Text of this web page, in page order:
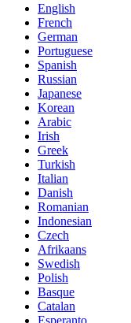
English
French
German
Portuguese
Spanish
Russian
Japanese
Korean
Arabic
Irish
Greek
Turkish
Italian
Danish
Romanian
Indonesian
Czech
Afrikaans
Swedish
Polish
Basque
Catalan
Esperanto